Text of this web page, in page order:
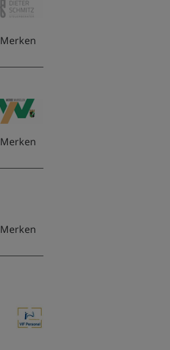
Merken
Merken
Merken